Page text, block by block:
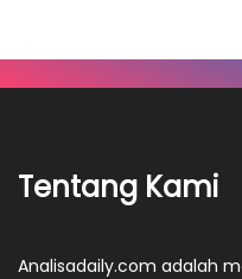
Tentang Kami
Analisadaily.com adalah